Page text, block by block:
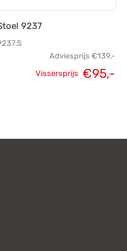
9237
Adviesprijs €139,-
Oorspronkelijke
Vissersprijs €95,-